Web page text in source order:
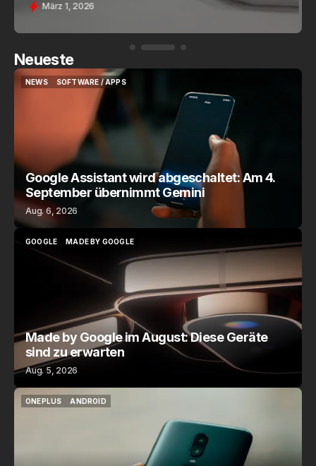
Feb. 9, 2026
Neueste
NEWS
SOFTWARE / APPS
SOFTWARE / APPS
Google Assistant wird abgeschaltet: Am 4.
September übernimmt Gemini
Aug. 6, 2026
GOOGLE
GOOGLE
MADE BY GOOGLE
Made by Google im August: Diese Geräte
sind zu erwarten
Aug. 5, 2026
ONEPLUS
ANDROID